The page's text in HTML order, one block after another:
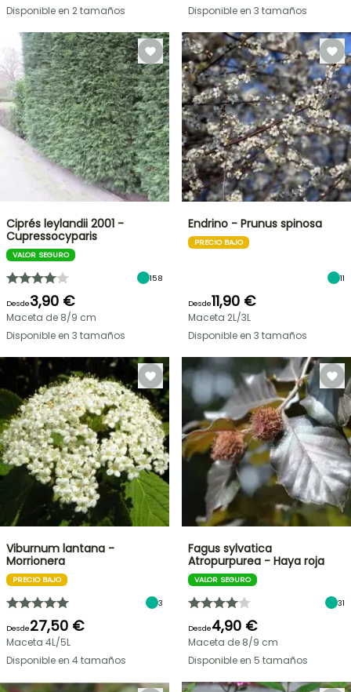
Disponible en 2 tamaños
Disponible en 3 tamaños
Ciprés leylandii 2001 -
Cupressocyparis
VALOR SEGURO
158
Desde3,90 €
Maceta de 8/9 cm
Disponible en 3 tamaños
Endrino - Prunus spinosa
PRECIO BAJO
11
Desde11,90 €
Maceta 2L/3L
Disponible en 3 tamaños
Viburnum lantana -
Morrionera
PRECIO BAJO
3
Desde27,50 €
Maceta 4L/5L
Disponible en 4 tamaños
Fagus sylvatica
Atropurpurea - Haya roja
VALOR SEGURO
31
Desde4,90 €
Maceta de 8/9 cm
Disponible en 5 tamaños